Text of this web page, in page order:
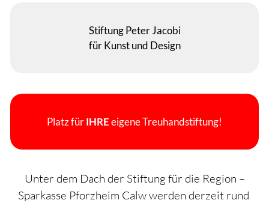
Stiftung Förderverein Stationäres Hospiz
Stiftung
Stiftung Peter Jacobi
für Kunst und Design
Platz fürIHREeigene Treuhandstiftung!
Unter dem Dach der Stiftung für die Region –
Sparkasse Pforzheim Calw werden derzeit rund